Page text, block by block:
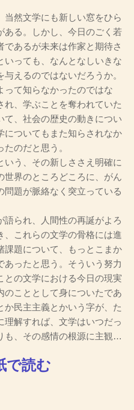
然文学にも新しい窓をひら
ある。しかし、今日のごく若
あるが未来は作家と期待さ
いっても、なんとなしいきな
えるのではないだろうか。
って知らなかったのではな
れ、学ぶことを奪われていた
て、社会の歴史の動きについ
についてもまた知らされなか
のだと思う。
う、その新しささえ明確に
世界のところどころに、がん
問題が脈絡なく突立っている
られ、人間性の再誕がよろ
、これらの文学の骨格には進
課題について、もっとこまか
あったと思う。そういう努力
との文学における今日の現実
のこととして身についたであ
か民主主義とかいう字が、た
理解すれば、文学はいつだっ
も、その感情の根源に主観…
で読む